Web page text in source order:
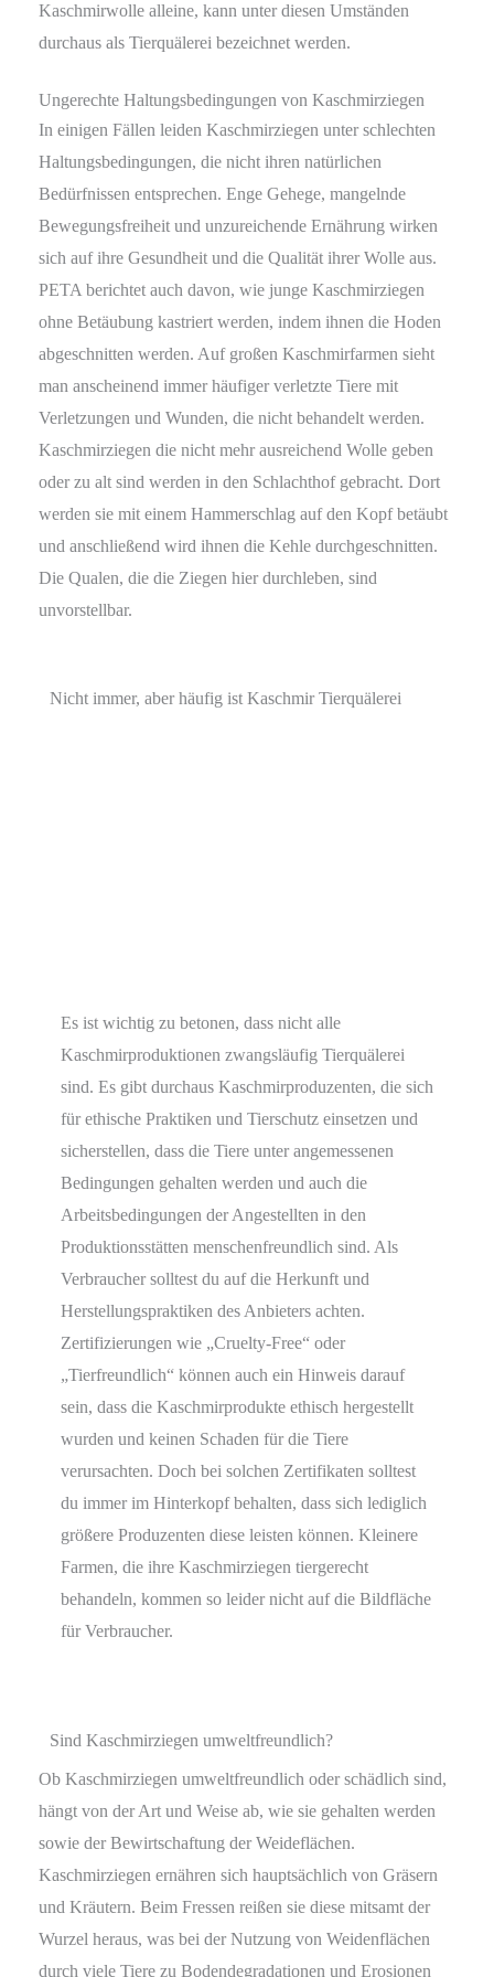
Kaschmirwolle alleine, kann unter diesen Umständen
durchaus als Tierquälerei bezeichnet werden.
Ungerechte Haltungsbedingungen von Kaschmirziegen
In einigen Fällen leiden Kaschmirziegen unter schlechten
Haltungsbedingungen, die nicht ihren natürlichen
Bedürfnissen entsprechen. Enge Gehege, mangelnde
Bewegungsfreiheit und unzureichende Ernährung wirken
sich auf ihre Gesundheit und die Qualität ihrer Wolle aus.
PETA berichtet auch davon, wie junge Kaschmirziegen
ohne Betäubung kastriert werden, indem ihnen die Hoden
abgeschnitten werden. Auf großen Kaschmirfarmen sieht
man anscheinend immer häufiger verletzte Tiere mit
Verletzungen und Wunden, die nicht behandelt werden.
Kaschmirziegen die nicht mehr ausreichend Wolle geben
oder zu alt sind werden in den Schlachthof gebracht. Dort
werden sie mit einem Hammerschlag auf den Kopf betäubt
und anschließend wird ihnen die Kehle durchgeschnitten.
Die Qualen, die die Ziegen hier durchleben, sind
unvorstellbar.
Nicht immer, aber häufig ist Kaschmir Tierquälerei
Es ist wichtig zu betonen, dass nicht alle
Kaschmirproduktionen zwangsläufig Tierquälerei
sind. Es gibt durchaus Kaschmirproduzenten, die sich
für ethische Praktiken und Tierschutz einsetzen und
sicherstellen, dass die Tiere unter angemessenen
Bedingungen gehalten werden und auch die
Arbeitsbedingungen der Angestellten in den
Produktionsstätten menschenfreundlich sind. Als
Verbraucher solltest du auf die Herkunft und
Herstellungspraktiken des Anbieters achten.
Zertifizierungen wie „Cruelty-Free“ oder
„Tierfreundlich“ können auch ein Hinweis darauf
sein, dass die Kaschmirprodukte ethisch hergestellt
wurden und keinen Schaden für die Tiere
verursachten. Doch bei solchen Zertifikaten solltest
du immer im Hinterkopf behalten, dass sich lediglich
größere Produzenten diese leisten können. Kleinere
Farmen, die ihre Kaschmirziegen tiergerecht
behandeln, kommen so leider nicht auf die Bildfläche
für Verbraucher.
Sind Kaschmirziegen umweltfreundlich?
Ob Kaschmirziegen umweltfreundlich oder schädlich sind,
hängt von der Art und Weise ab, wie sie gehalten werden
sowie der Bewirtschaftung der Weideflächen.
Kaschmirziegen ernähren sich hauptsächlich von Gräsern
und Kräutern. Beim Fressen reißen sie diese mitsamt der
Wurzel heraus, was bei der Nutzung von Weidenflächen
durch viele Tiere zu Bodendegradationen und Erosionen